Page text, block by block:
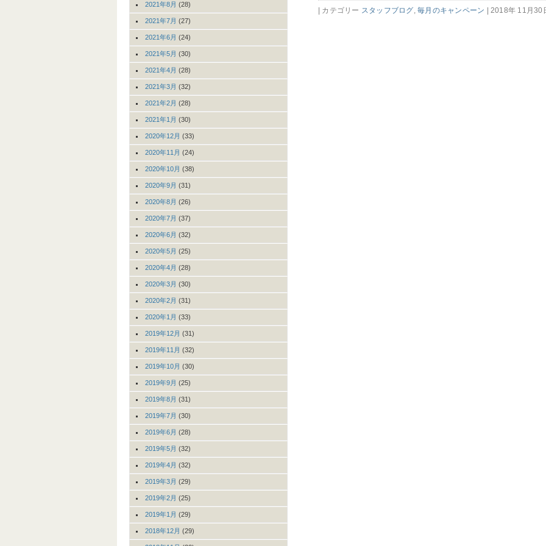
| カテゴリー スタッフブログ,毎月のキャンペーン | 2018年 11月30
2021年8月 (28)
2021年7月 (27)
2021年6月 (24)
2021年5月 (30)
2021年4月 (28)
2021年3月 (32)
2021年2月 (28)
2021年1月 (30)
2020年12月 (33)
2020年11月 (24)
2020年10月 (38)
2020年9月 (31)
2020年8月 (26)
2020年7月 (37)
2020年6月 (32)
2020年5月 (25)
2020年4月 (28)
2020年3月 (30)
2020年2月 (31)
2020年1月 (33)
2019年12月 (31)
2019年11月 (32)
2019年10月 (30)
2019年9月 (25)
2019年8月 (31)
2019年7月 (30)
2019年6月 (28)
2019年5月 (32)
2019年4月 (32)
2019年3月 (29)
2019年2月 (25)
2019年1月 (29)
2018年12月 (29)